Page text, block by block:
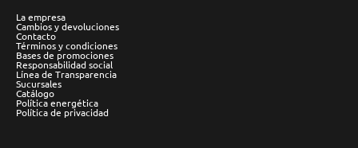
La empresa
Cambios y devoluciones
Contacto
Términos y condiciones
Bases de promociones
Responsabilidad social
Línea de Transparencia
Sucursales
Catálogo
Política energética
Política de privacidad